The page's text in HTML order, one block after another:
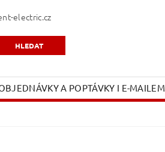
electric.cz
A POPTÁVKY I E-MAILEM